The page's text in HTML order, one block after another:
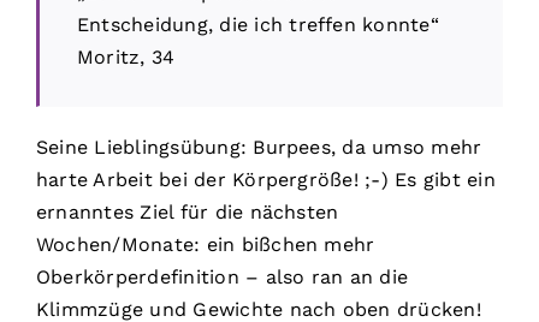
Entscheidung, die ich treffen konnte“
Moritz, 34
Seine Lieblingsübung: Burpees, da umso mehr
harte Arbeit bei der Körpergröße! ;-) Es gibt ein
ernanntes Ziel für die nächsten
Wochen/Monate: ein bißchen mehr
Oberkörperdefinition – also ran an die
Klimmzüge und Gewichte nach oben drücken!